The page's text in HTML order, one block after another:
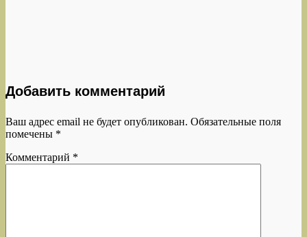
Добавить комментарий
Ваш адрес email не будет опубликован. Обязательные поля
помечены *
Комментарий *